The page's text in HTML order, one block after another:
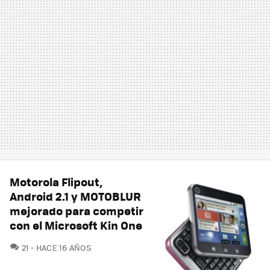
Motorola Flipout,
Android 2.1 y MOTOBLUR
mejorado para competir
con el Microsoft Kin One
21 COMENTARIOS
HACE 16 AÑOS